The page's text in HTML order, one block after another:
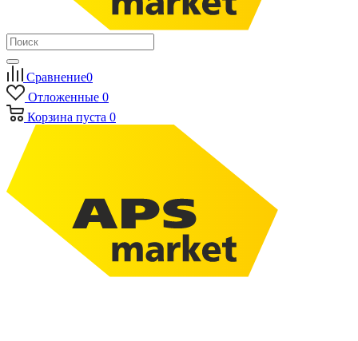
Сравнение0
Отложенные 0
Корзина пуста 0